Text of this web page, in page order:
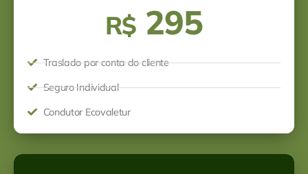
R$ 295
Traslado por conta do cliente
Seguro Individual
Condutor Ecovaletur